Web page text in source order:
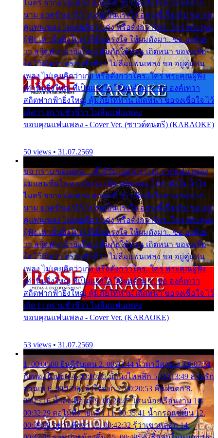
ไมตรี จากแฟนเพลง ทุกทุกที่ ปราณีหลั่งไหล ผมขอฝาก
นาม ยอดรักเอาไว้ โปรดเป็นแรงใจ อย่างนี้เรื่อยไป ขอ อยู่
คู่แฟนเพลง ไม่เคยคิดว่าเก่ง หรือดังกว่าใคร..ใคร พระคุณ
ผู้ฟัง เท่านั้นยิ่งใหญ่ ที่เป็นแรงใจ ให้ผมดังมา.. ขอ องค์เท
วา สถิตฟากฟ้ายิ่งใหญ่ คุ้มภัยให้ท่าน เถิดหนา ขอจงเชื่อ
ใจ ไว้เถิดว่า ตราบชั่วชีวา ไม่ลืมแฟนเพลง ขอ อยู่คู่แฟน
เพลง ไม่เคยคิดว่าเก่ง หรือดังกว่าใคร..ใคร พระคุณผู้ฟัง
เท่านั้นยิ่งใหญ่ ที่เป็นแรงใจ ให้ผมดังมา.. ขอ องค์เทวา
สถิตฟากฟ้ายิ่งใหญ่ คุ้มภัยให้ท่าน เถิดหนา ขอจงเชื่อใจ ไว้
เถิดว่า ตราบชั่วชีวา ไม่ลืมแฟนเพลง
ขอบคุณแฟนเพลง - Cover Ver. (ซาวด์ดนตรี) (KARAOKE)
50 views • 31.07.2569
ขอ กราบ ขอบคุณ.... ที่ได้รับไออุ่น การุณ จากแฟน เพลง
ผมแสนชื่นใจ หายวังเวง เมื่อแฟนเพลง ให้กำลังใจ น้ำใจ
ไมตรี จากแฟนเพลง ทุกทุกที่ ปราณีหลั่งไหล ผมขอฝาก
นาม ยอดรักเอาไว้ โปรดเป็นแรงใจ อย่างนี้เรื่อยไป ขอ อยู่
คู่แฟนเพลง ไม่เคยคิดว่าเก่ง หรือดังกว่าใคร..ใคร พระคุณ
ผู้ฟัง เท่านั้นยิ่งใหญ่ ที่เป็นแรงใจ ให้ผมดังมา.. ขอ องค์เท
วา สถิตฟากฟ้ายิ่งใหญ่ คุ้มภัยให้ท่าน เถิดหนา ขอจงเชื่อ
ใจ ไว้เถิดว่า ตราบชั่วชีวา ไม่ลืมแฟนเพลง ขอ อยู่คู่แฟน
เพลง ไม่เคยคิดว่าเก่ง หรือดังกว่าใคร..ใคร พระคุณผู้ฟัง
เท่านั้นยิ่งใหญ่ ที่เป็นแรงใจ ให้ผมดังมา.. ขอ องค์เทวา
สถิตฟากฟ้ายิ่งใหญ่ คุ้มภัยให้ท่าน เถิดหนา ขอจงเชื่อใจ ไว้
เถิดว่า ตราบชั่วชีวา ไม่ลืมแฟนเพลง
ขอบคุณแฟนเพลง - Cover Ver. (KARAOKE)
53 views • 31.07.2569
1. 00:00:00 ยินดีรับเดน 2. 00:03:44 น้ำตาอีสาน 3. 00:07:51
กิ่งทองใบหยก 4. 00:10:35 น้ำนิ่งไหลลึก 5. 00:13:49 ลานรัก
ลานเท 6. 00:17:06 จำใจจาก 7. 00:20:53 คืนฝนตก 8.
00:25:16 น้ำลงเดือนยี่ 9. 00:28:47 โสนน้อยเรือนงาม 10.
00:32:29 ตอไม้ที่ตายแล้ว 11. 00:35:41 น้ำกรดแช่เย็น 12.
00:39:08 อยากฟังซ้ำ 13. 00:42:32 รู้ว่าเขาหลอก 14.